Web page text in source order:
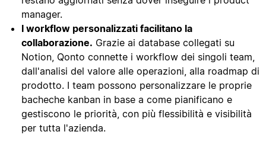
manager.
I workflow personalizzati facilitano la
collaborazione. Grazie ai database collegati su
Notion, Qonto connette i workflow dei singoli team,
dall'analisi del valore alle operazioni, alla roadmap di
prodotto. I team possono personalizzare le proprie
bacheche kanban in base a come pianificano e
gestiscono le priorità, con più flessibilità e visibilità
per tutta l'azienda.